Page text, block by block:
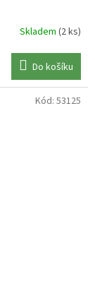
Skladem (2 ks)
Do košíku
Kód: 53125